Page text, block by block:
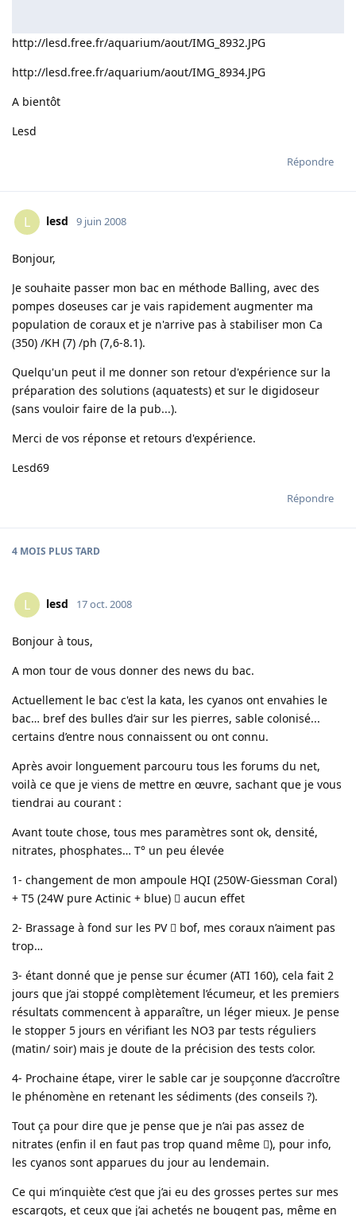
http://lesd.free.fr/aquarium/aout/IMG_8932.JPG
http://lesd.free.fr/aquarium/aout/IMG_8934.JPG
A bientôt
Lesd
Répondre
L lesd 9 juin 2008
Bonjour,
Je souhaite passer mon bac en méthode Balling, avec des
pompes doseuses car je vais rapidement augmenter ma
population de coraux et je n'arrive pas à stabiliser mon Ca
(350) /KH (7) /ph (7,6-8.1).
Quelqu'un peut il me donner son retour d'expérience sur la
préparation des solutions (aquatests) et sur le digidoseur
(sans vouloir faire de la pub...).
Merci de vos réponse et retours d'expérience.
Lesd69
Répondre
4 MOIS PLUS TARD
L lesd 17 oct. 2008
Bonjour à tous,
A mon tour de vous donner des news du bac.
Actuellement le bac c'est la kata, les cyanos ont envahies le
bac… bref des bulles d’air sur les pierres, sable colonisé...
certains d’entre nous connaissent ou ont connu.
Après avoir longuement parcouru tous les forums du net,
voilà ce que je viens de mettre en œuvre, sachant que je vous
tiendrai au courant :
Avant toute chose, tous mes paramètres sont ok, densité,
nitrates, phosphates… T° un peu élevée
1- changement de mon ampoule HQI (250W-Giessman Coral)
+ T5 (24W pure Actinic + blue)  aucun effet
2- Brassage à fond sur les PV  bof, mes coraux n’aiment pas
trop…
3- étant donné que je pense sur écumer (ATI 160), cela fait 2
jours que j’ai stoppé complètement l’écumeur, et les premiers
résultats commencent à apparaître, un léger mieux. Je pense
le stopper 5 jours en vérifiant les NO3 par tests réguliers
(matin/ soir) mais je doute de la précision des tests color.
4- Prochaine étape, virer le sable car je soupçonne d’accroître
le phénomène en retenant les sédiments (des conseils ?).
Tout ça pour dire que je pense que je n’ai pas assez de
nitrates (enfin il en faut pas trop quand même ), pour info,
les cyanos sont apparues du jour au lendemain.
Ce qui m’inquiète c’est que j’ai eu des grosses pertes sur mes
escargots, et ceux que j’ai achetés ne bougent pas, même en